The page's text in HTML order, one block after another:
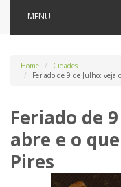
MENU
Home
Cidades
Feriado de 9 de Julho: veja
Feriado de
abre e o
Pires